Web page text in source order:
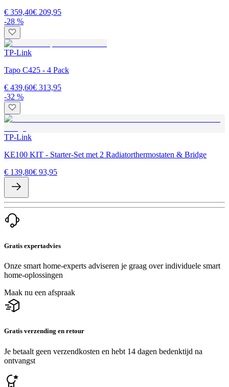
€ 359,40€ 209,95
-28 %
TP-Link
Tapo C425 - 4 Pack
€ 439,60€ 313,95
-32 %
TP-Link
KE100 KIT - Starter-Set met 2 Radiatorthermostaten & Bridge
€ 139,80€ 93,95
Gratis expertadvies
Onze smart home-experts adviseren je graag over individuele smart
home-oplossingen
Maak nu een afspraak
Gratis verzending en retour
Je betaalt geen verzendkosten en hebt 14 dagen bedenktijd na
ontvangst